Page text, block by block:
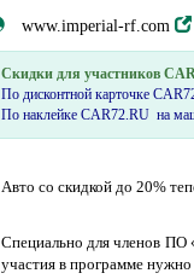
www.imperial-rf.com
Скидки для участников
По дисконтной карточке
По наклейке CAR72.RU на
Авто со скидкой до 20%
Специально для членов ПО
участия в программе